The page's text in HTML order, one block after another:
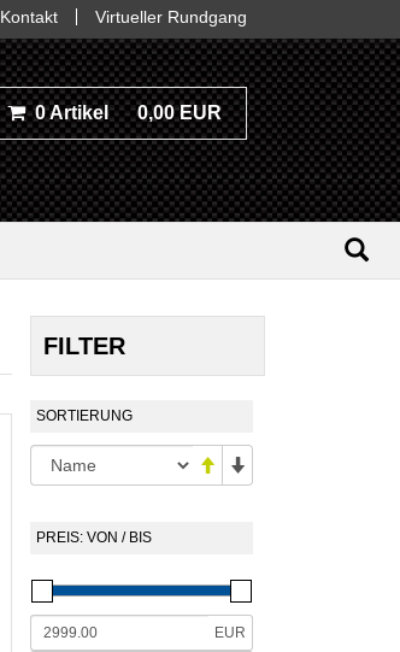
Kontakt Virtueller Rundgang
0 Artikel 0,00 EUR
FILTER
SORTIERUNG
PREIS: VON / BIS
EUR